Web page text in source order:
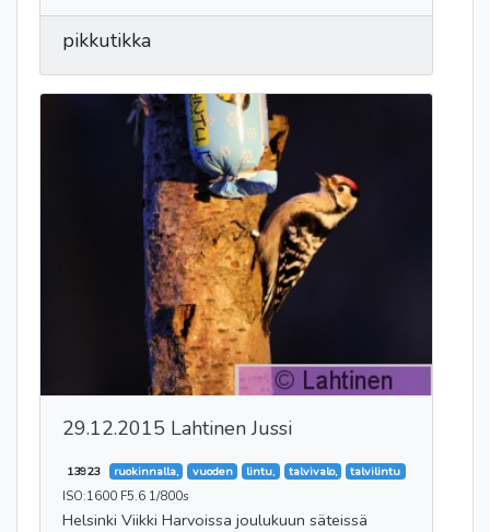
pikkutikka
29.12.2015 Lahtinen Jussi
13923 ruokinnalla, vuoden lintu, talvivalo, talvilintu
ISO:1600 F5.6 1/800s
Helsinki Viikki Harvoissa joulukuun säteissä